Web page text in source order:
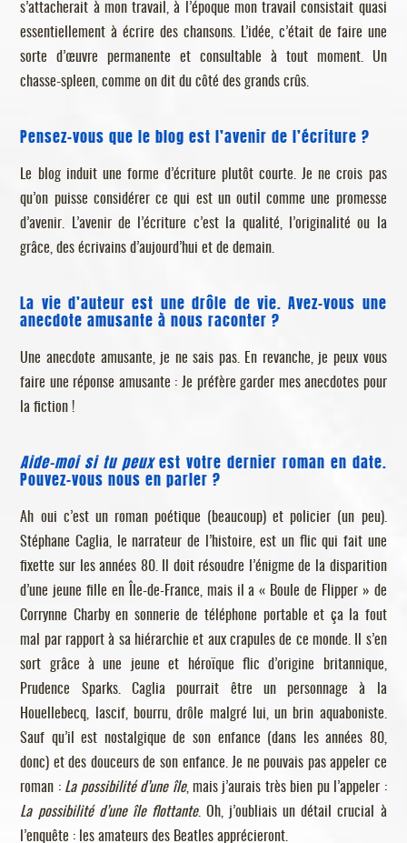
s’attacherait à mon travail, à l’époque mon travail consistait quasi
essentiellement à écrire des chansons. L’idée, c’était de faire une
sorte d’œuvre permanente et consultable à tout moment. Un
chasse-spleen, comme on dit du côté des grands crûs.
Pensez-vous que le blog est l’avenir de l’écriture ?
Le blog induit une forme d’écriture plutôt courte. Je ne crois pas
qu’on puisse considérer ce qui est un outil comme une promesse
d’avenir. L’avenir de l’écriture c’est la qualité, l’originalité ou la
grâce, des écrivains d’aujourd’hui et de demain.
La vie d’auteur est une drôle de vie. Avez-vous une
anecdote amusante à nous raconter ?
Une anecdote amusante, je ne sais pas. En revanche, je peux vous
faire une réponse amusante : Je préfère garder mes anecdotes pour
la fiction !
Aide-moi si tu peuxest votre dernier roman en date.
Pouvez-vous nous en parler ?
Ah oui c’est un roman poétique (beaucoup) et policier (un peu).
Stéphane Caglia, le narrateur de l’histoire, est un flic qui fait une
fixette sur les années 80. Il doit résoudre l’énigme de la disparition
d’une jeune fille en Île-de-France, mais il a « Boule de Flipper » de
Corrynne Charby en sonnerie de téléphone portable et ça la fout
mal par rapport à sa hiérarchie et aux crapules de ce monde. Il s’en
sort grâce à une jeune et héroïque flic d’origine britannique,
Prudence Sparks. Caglia pourrait être un personnage à la
Houellebecq, lascif, bourru, drôle malgré lui, un brin aquaboniste.
Sauf qu’il est nostalgique de son enfance (dans les années 80,
donc) et des douceurs de son enfance. Je ne pouvais pas appeler ce
roman : La possibilité d’une île, mais j’aurais très bien pu l’appeler :
La possibilité d’une île flottante. Oh, j’oubliais un détail crucial à
l’enquête : les amateurs des Beatles apprécieront.